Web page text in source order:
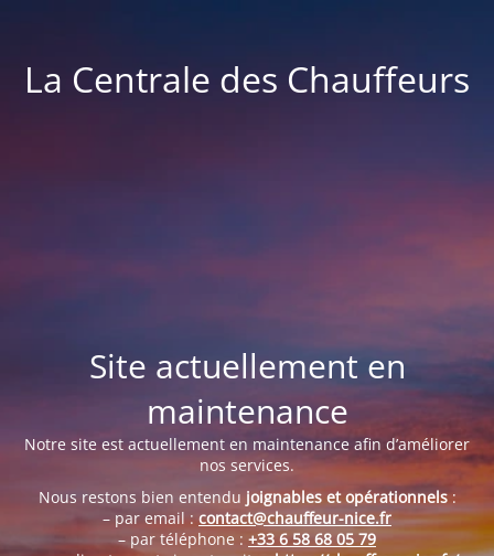
La Centrale des Chauffeurs
Site actuellement en
maintenance
Notre site est actuellement en maintenance afin d’améliorer
nos services.
Nous restons bien entendu joignables et opérationnels:
– par email :contact@chauffeur-nice.fr
– par téléphone : +33 6 58 68 05 79